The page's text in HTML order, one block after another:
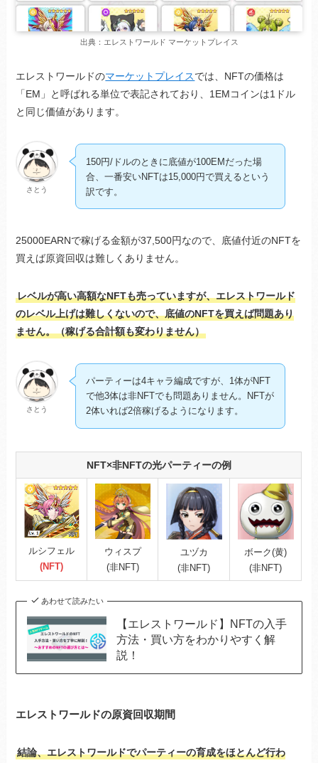
出典：エレストワールド マーケットプレイス
エレストワールドのマーケットプレイスでは、NFTの価格は
「EM」と呼ばれる単位で表記されており、1EMコインは1ドル
と同じ価値があります。
さとう
150円/ドルのときに底値が100EMだった場
合、一番安いNFTは15,000円で買えるという
訳です。
25000EARNで稼げる金額が37,500円なので、底値付近のNFTを
買えば原資回収は難しくありません。
レベルが高い高額なNFTも売っていますが、エレストワールド
のレベル上げは難しくないので、底値のNFTを買えば問題あり
ません。（稼げる合計額も変わりません）
さとう
パーティーは4キャラ編成ですが、1体がNFT
で他3体は非NFTでも問題ありません。NFTが
2体いれば2倍稼げるようになります。
NFT×非NFTの光パーティーの例
ルシフェル
(NFT)
ウィスプ
(非NFT)
ユヅカ
(非NFT)
ボーク(黄)
(非NFT)
あわせて読みたい
【エレストワールド】NFTの入手
方法・買い方をわかりやすく解
説！
エレストワールドの原資回収期間
結論、エレストワールドでパーティーの育成をほとんど行わ